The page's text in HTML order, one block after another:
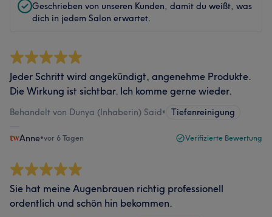
Geschrieben von unseren Kunden, damit du weißt, was
dich in jedem Salon erwartet.
Jeder Schritt wird angekündigt, angenehme Produkte.
Die Wirkung ist sichtbar. Ich komme gerne wieder.
Behandelt von Dunya (Inhaberin) Said• Tiefenreinigung
Anne•vor 6 Tagen Verifizierte Bewertung
Sie hat meine Augenbrauen richtig professionell
ordentlich und schön hin bekommen.